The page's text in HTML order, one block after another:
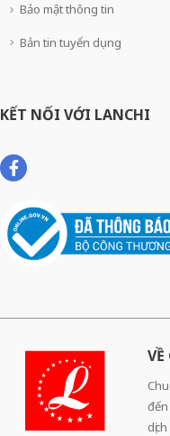
Bảo mật thông tin
Bản tin tuyển dụng
KẾT NỐI VỚI LANCHI